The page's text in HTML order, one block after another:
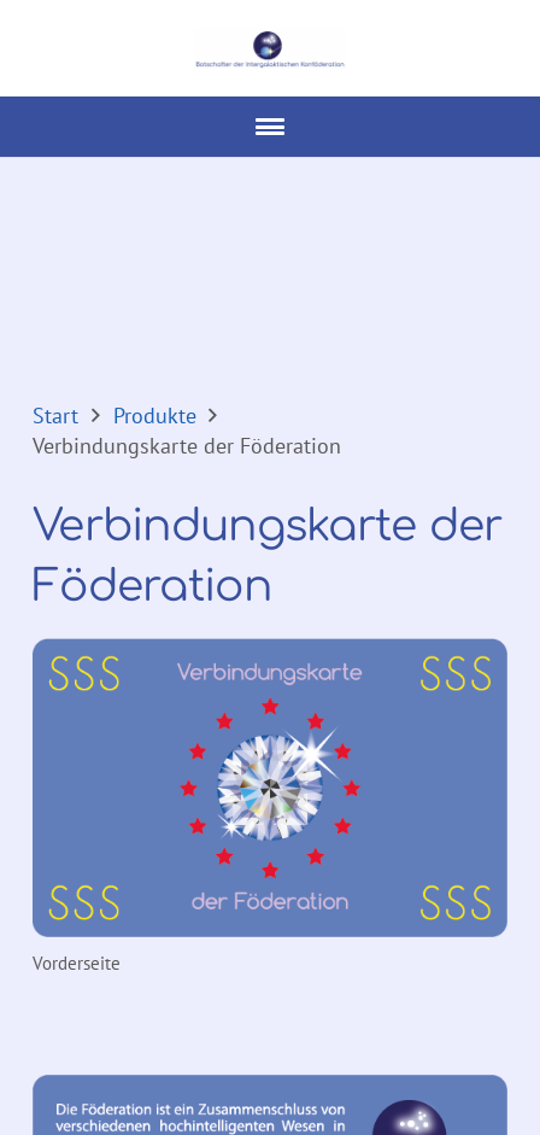
Start
Produkte
Verbindungskarte der Föderation
Verbindungskarte der
Föderation
Vorderseite